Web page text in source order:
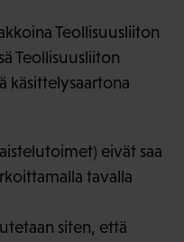
Teollisuusliiton
Teollisuusliiton
käsittelysaartona
eivät saa
tavalla
siten, että